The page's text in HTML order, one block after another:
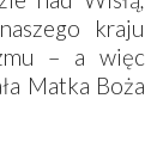
kraju
– a więc
Matka Boża